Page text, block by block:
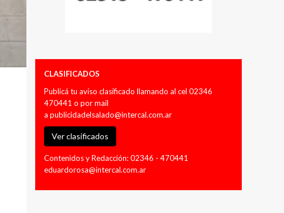
CLASIFICADOS
Publicá tu aviso clasificado llamando al cel 02346
470441 o por mail
a publicidadelsalado@intercal.com.ar
Ver clasificados
Contenidos y Redacción: 02346 - 470441
eduardorosa@intercal.com.ar